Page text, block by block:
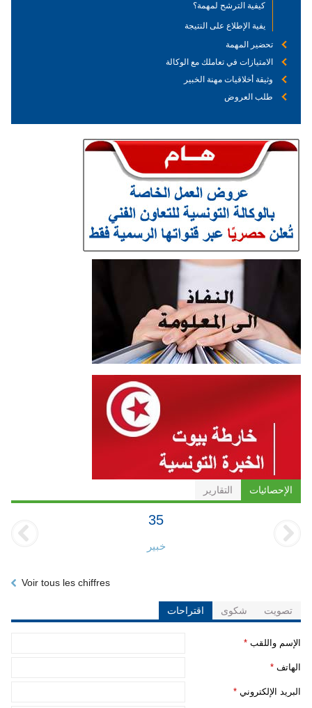
كيفية الترشح لمهمة؟
يفية الإطلاع على النتيجة
تحضير المهمة
الامتيازات في تعاملك مع الوكالة
وثيقة أخلاقيات مهنة الخبير
طلب العروض
الإحصائيات التقارير
35
خبير
Voir tous les chiffres
تصويت شكوى اقتراحات
‏الإسم واللقب ‏ *
‏الهاتف ‏ *
‏البريد الإلكتروني ‏ *